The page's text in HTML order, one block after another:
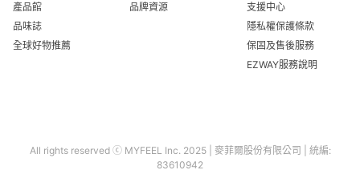
產品館
品味誌
全球好物推薦
品牌資源
支援中心
隱私權保護條款
保固及售後服務
EZWAY服務說明
All rights reserved ⓒ MYFEEL Inc. 2025 | 麥菲爾股份有限公司 | 統編:
83610942